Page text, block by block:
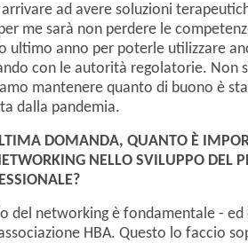
ad avere soluzioni
me sarà non perdere le
ultimo anno per poterle utilizzare
con le autorità regolatorie. Non
mantenere quanto di buono è
dalla pandemia.
DOMANDA, QUANTO È
NELLO SVILUPPO DEL
del networking è fondamentale -
HBA. Questo lo faccio